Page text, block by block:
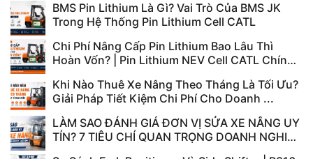
BMS Pin Lithium Là Gì? Vai Trò Của BMS JK
Trong Hệ Thống Pin Lithium Cell CATL
Chi Phí Nâng Cấp Pin Lithium Bao Lâu Thì
Hoàn Vốn? | Pin Lithium NEV Cell CATL Chính
Khi Nào Thuê Xe Nâng Theo Tháng Là Tối Ưu?
Giải Pháp Tiết Kiệm Chi Phí Cho Doanh ...
LÀM SAO ĐÁNH GIÁ ĐƠN VỊ SỬA XE NÂNG UY
TÍN? 7 TIÊU CHÍ QUAN TRỌNG DOANH NGHIỆP